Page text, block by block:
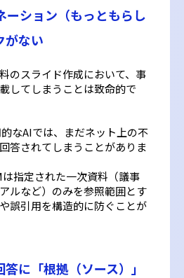
ーション（もっともらし
がない
のスライド作成において、事
してしまうことは致命的で
なAIでは、まだネット上の不
答されてしまうことがありま
指定された一次資料（議事
ルなど）のみを参照範囲とす
誤引用を構造的に防ぐことが
に「根拠（ソース）」